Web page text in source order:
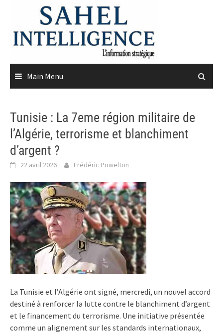
content
Main Menu
Tunisie : La 7eme région militaire de
l’Algérie, terrorisme et blanchiment
d’argent ?
22 avril 2026 Frédéric Powelton
La Tunisie et l’Algérie ont signé, mercredi, un nouvel accord
destiné à renforcer la lutte contre le blanchiment d’argent
et le financement du terrorisme. Une initiative présentée
comme un alignement sur les standards internationaux,